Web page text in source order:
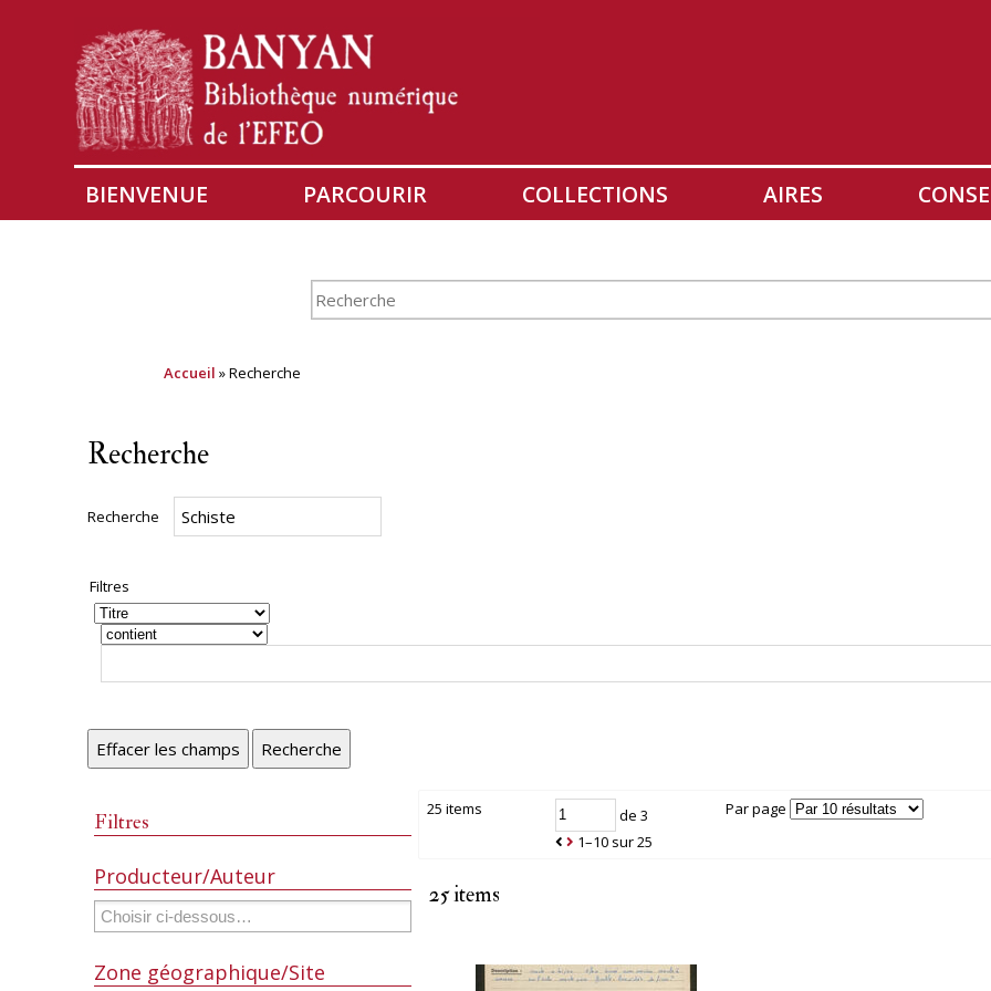
BIENVENUE PARCOURIR COLLECTIONS AIRES
Accueil » Recherche
Recherche
Recherche
Filtres
Effacer les champs Recherche
25 items
de 3
1–10 sur 25
Par page
25 items
Filtres
Producteur/Auteur
Zone géographique/Site